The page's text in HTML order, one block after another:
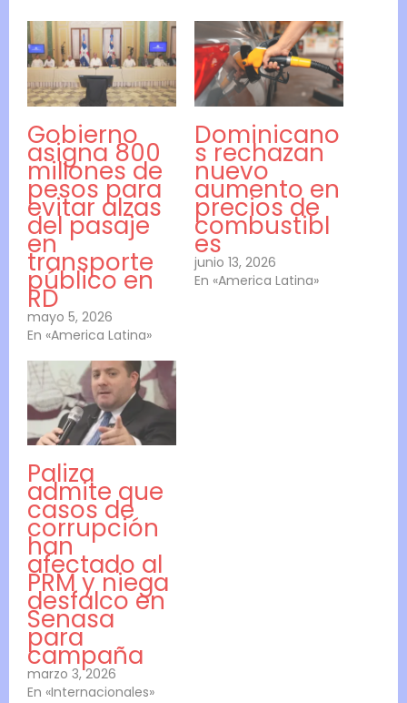
Gobierno
asigna 800
millones de
pesos para
evitar alzas
del pasaje
en
transporte
público en
RD
mayo 5, 2026
En «America Latina»
Dominicano
s rechazan
nuevo
aumento en
precios de
combustibl
es
junio 13, 2026
En «America Latina»
Paliza
admite que
casos de
corrupción
han
afectado al
PRM y niega
desfalco en
Senasa
para
campaña
marzo 3, 2026
En «Internacionales»